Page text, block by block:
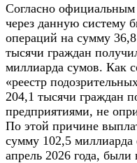
Согласно
через данную систему
операций на сумму
тысячи граждан
миллиарда сумов. Как
«реестр
204,1 тысячи граждан
предприятиями, не
По этой причине
сумму 102,5 миллиарда
апрель 2026 года,